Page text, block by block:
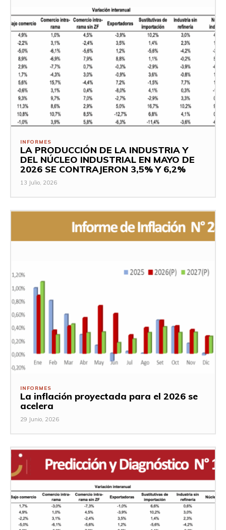
INFORMES
LA PRODUCCIÓN DE LA INDUSTRIA Y
DEL NÚCLEO INDUSTRIAL EN MAYO DE
2026 SE CONTRAJERON 3,5% Y 6,2%
13 Julio, 2026
INFORMES
La inflación proyectada para el 2026 se
acelera
29 Junio, 2026